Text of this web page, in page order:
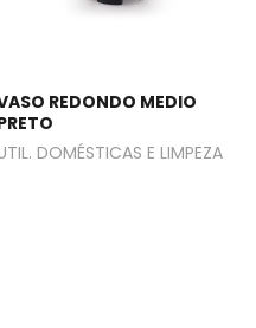
REDONDO MEDIO
DOMÉSTICAS E LIMPEZA